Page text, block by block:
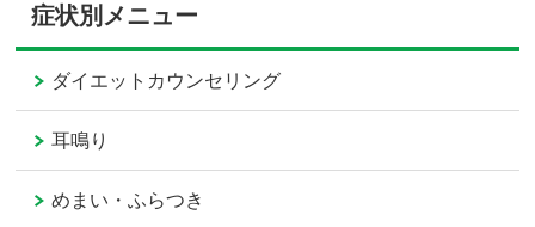
症状別メニュー
ダイエットカウンセリング
耳鳴り
めまい・ふらつき